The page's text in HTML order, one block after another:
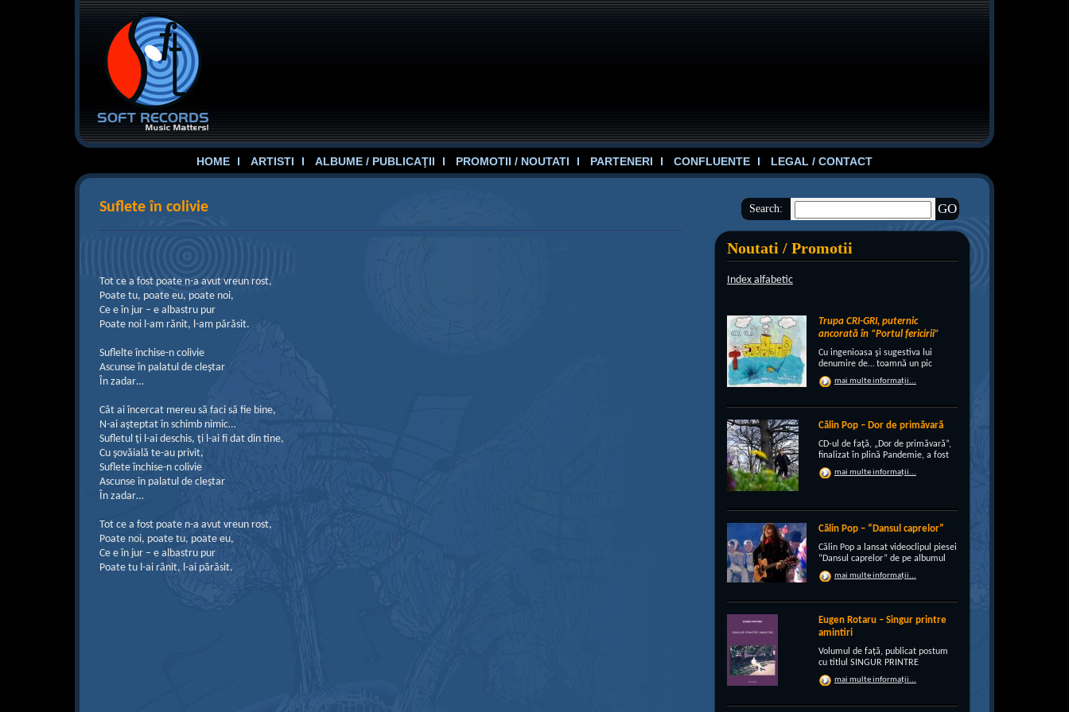
HOME ARTISTI ALBUME / PUBLICAŢII PROMOTII / NOUTATI PARTENERI CONFLUENTE LEGAL / CONTACT
Search:
Noutati / Promotii
Index alfabetic
Trupa CRI-GRI, puternic
ancorată în “Portul fericirii”
Cu ingenioasa şi sugestiva lui
denumire de… toamnă un pic
“încruntată”, elegant suprapusă
unei existenţe de peste un sfert de
voios anotimpul ruginiu al
melancoliilor de tot soiul, cu un nou
[…]
mai multe informații...
Călin Pop – Dor de primăvară
CD-ul de faţă, „Dor de primăvară”,
finalizat în plină Pandemie, a fost
conceput, pe de-a intregul, de
rocker-ul Călin Pop, inconfundabil
publică electrizantă, de
experimentat vocalist […]
mai multe informații...
Călin Pop – “Dansul caprelor”
Călin Pop a lansat videoclipul piesei
“Dansul caprelor” de pe albumul
“Ritual de iarnă”. Premiera a avut
loc pe 27.12.2020 pe canalul
Jocul caprei este un obicei întâlnit
în perioada […]
mai multe informații...
Eugen Rotaru – Singur printre
amintiri
Volumul de față, publicat postum
cu titlul SINGUR PRINTRE
AMINTIRI, este o confesiune a lui
Eugen Rotaru despre bunii lui
unul, și l-au lăsat din ce în ce mai
mai multe informații...
Suflete în colivie
Tot ce a fost poate n-a avut vreun rost,
Poate tu, poate eu, poate noi,
Ce e în jur – e albastru pur
Poate noi l-am rănit, l-am părăsit.
Suflelte închise-n colivie
Ascunse în palatul de cleştar
În zadar…
Cât ai încercat mereu să faci să fie bine,
N-ai aşteptat în schimb nimic…
Sufletul ţi l-ai deschis, ţi l-ai fi dat din tine,
Cu şovăială te-au privit,
Suflete închise-n colivie
Ascunse în palatul de cleştar
În zadar…
Tot ce a fost poate n-a avut vreun rost,
Poate noi, poate tu, poate eu,
Ce e în jur – e albastru pur
Poate tu l-ai rănit, l-ai părăsit.